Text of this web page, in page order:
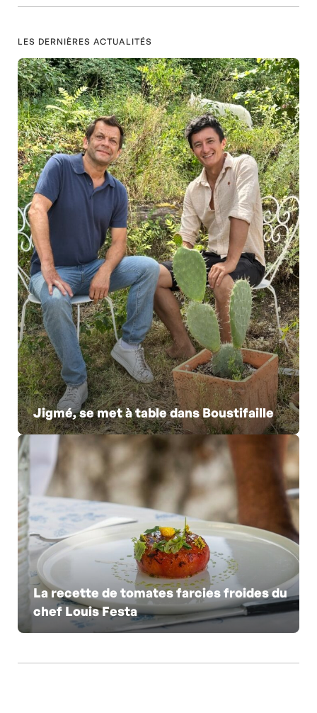
LES DERNIÈRES ACTUALITÉS
Jigmé, se met à table dans Boustifaille
La recette de tomates farcies froides du
chef Louis Festa